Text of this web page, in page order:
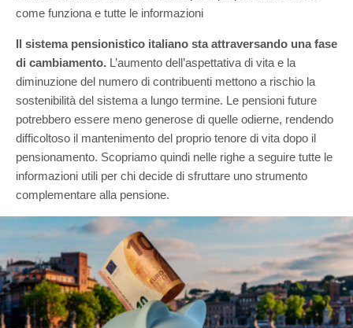
come funziona e tutte le informazioni
Il sistema pensionistico italiano sta attraversando una fase
di cambiamento. L’aumento dell’aspettativa di vita e la
diminuzione del numero di contribuenti mettono a rischio la
sostenibilità del sistema a lungo termine. Le pensioni future
potrebbero essere meno generose di quelle odierne, rendendo
difficoltoso il mantenimento del proprio tenore di vita dopo il
pensionamento. Scopriamo quindi nelle righe a seguire tutte le
informazioni utili per chi decide di sfruttare uno strumento
complementare alla pensione.